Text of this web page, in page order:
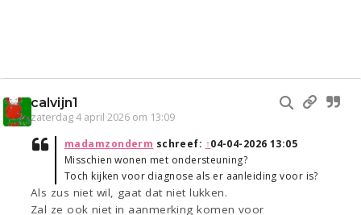
calvijn1
zaterdag 4 april 2026 om 13:09
madamzonderm schreef: ↑04-04-2026 13:05
Misschien wonen met ondersteuning?
Toch kijken voor diagnose als er aanleiding voor is?
Als zus niet wil, gaat dat niet lukken.
Zal ze ook niet in aanmerking komen voor